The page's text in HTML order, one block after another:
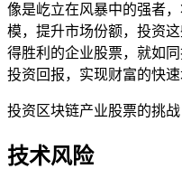
像是屹立在风暴中的强者
模，提升市场份额，投资
得胜利的企业股票，就如
投资回报，实现财富的快速
投资区块链产业股票的挑战
技术风险